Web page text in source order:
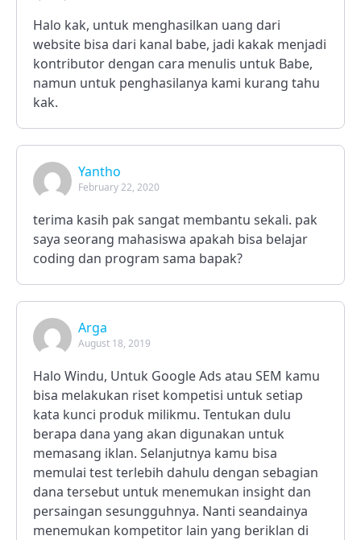
Halo kak, untuk menghasilkan uang dari
website bisa dari kanal babe, jadi kakak menjadi
kontributor dengan cara menulis untuk Babe,
namun untuk penghasilanya kami kurang tahu
kak.
Yantho
February 22, 2020
terima kasih pak sangat membantu sekali. pak
saya seorang mahasiswa apakah bisa belajar
coding dan program sama bapak?
Arga
August 18, 2019
Halo Windu, Untuk Google Ads atau SEM kamu
bisa melakukan riset kompetisi untuk setiap
kata kunci produk milikmu. Tentukan dulu
berapa dana yang akan digunakan untuk
memasang iklan. Selanjutnya kamu bisa
memulai test terlebih dahulu dengan sebagian
dana tersebut untuk menemukan insight dan
persaingan sesungguhnya. Nanti seandainya
menemukan kompetitor lain yang beriklan di